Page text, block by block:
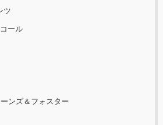
ツ
コール
ーンズ＆フォスター